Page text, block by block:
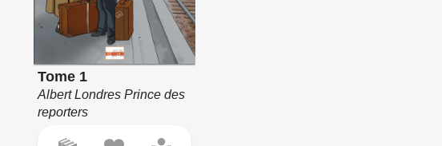
Tome 1
Albert Londres Prince des
reporters